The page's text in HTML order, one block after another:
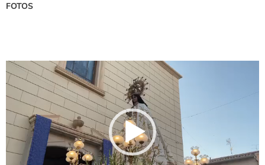
FOTOS
Reproductor
de
vídeo